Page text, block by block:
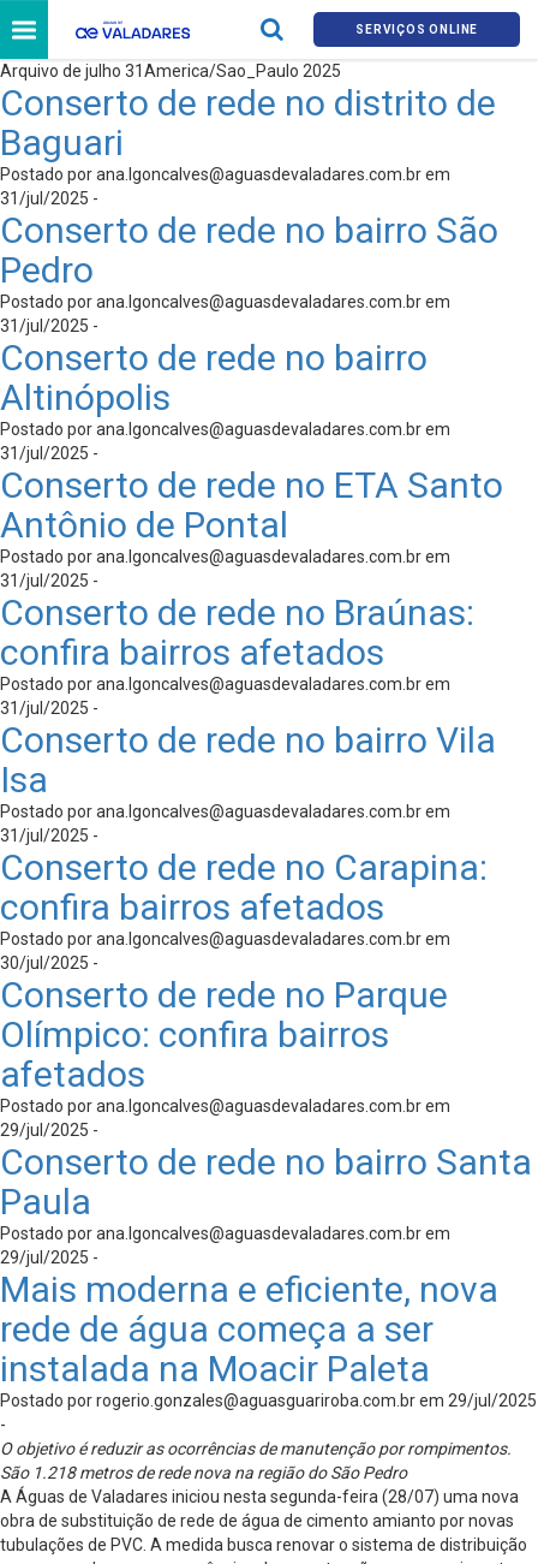
SERVIÇOS ONLINE
Arquivo de julho 31America/Sao_Paulo 2025
Conserto de rede no distrito de
Baguari
Postado porana.lgoncalves@aguasdevaladares.com.brem
31/jul/2025 -
Conserto de rede no bairro São
Pedro
Postado porana.lgoncalves@aguasdevaladares.com.brem
31/jul/2025 -
Conserto de rede no bairro
Altinópolis
Postado porana.lgoncalves@aguasdevaladares.com.brem
31/jul/2025 -
Conserto de rede no ETA Santo
Antônio de Pontal
Postado porana.lgoncalves@aguasdevaladares.com.brem
31/jul/2025 -
Conserto de rede no Braúnas:
confira bairros afetados
Postado porana.lgoncalves@aguasdevaladares.com.brem
31/jul/2025 -
Conserto de rede no bairro Vila
Isa
Postado porana.lgoncalves@aguasdevaladares.com.brem
31/jul/2025 -
Conserto de rede no Carapina:
confira bairros afetados
Postado porana.lgoncalves@aguasdevaladares.com.brem
30/jul/2025 -
Conserto de rede no Parque
Olímpico: confira bairros
afetados
Postado porana.lgoncalves@aguasdevaladares.com.brem
29/jul/2025 -
Conserto de rede no bairro Santa
Paula
Postado porana.lgoncalves@aguasdevaladares.com.brem
29/jul/2025 -
Mais moderna e eficiente, nova
rede de água começa a ser
instalada na Moacir Paleta
Postado porrogerio.gonzales@aguasguariroba.com.brem 29/jul/2025
-
O objetivo é reduzir as ocorrências de manutenção por rompimentos.
São 1.218 metros de rede nova na região do São Pedro
A Águas de Valadares iniciou nesta segunda-feira (28/07) uma nova
obra de substituição de rede de água de cimento amianto por novas
tubulações de PVC. A medida busca renovar o sistema de distribuição